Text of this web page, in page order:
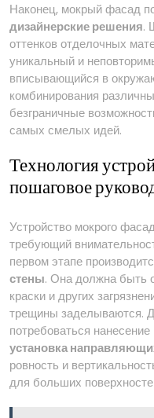
Наконец, мокрый фасад
дизайнерские решения.
оттенков отделочных
уникальный и
вписывающийся в
комбинирования
безграничные
самых смелых идей.
Технология
пошаговое
Устройство мокрого
требующий
первом этапе
стены. Она должна быть
краски и других
трещины заделываются.
потребоваться
установка
ровность и
для больших